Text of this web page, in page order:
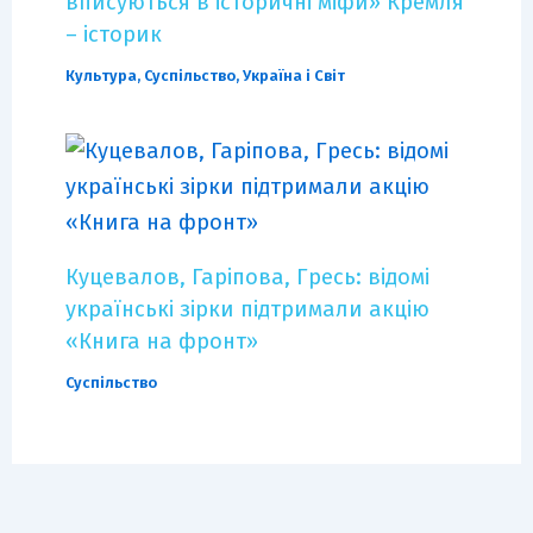
– історик
Культура, Суспільство,Україна і Світ
Куцевалов, Гаріпова, Гресь: відомі
українські зірки підтримали акцію
«Книга на фронт»
Суспільство